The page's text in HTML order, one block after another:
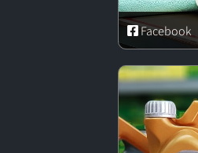
Facebook